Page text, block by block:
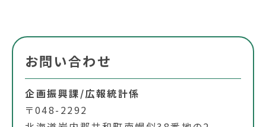
お問い合わせ
企画振興課/広報統計係
〒048-2292